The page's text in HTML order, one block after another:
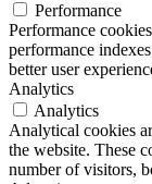
Performance
Performance
performance
better user
Analytics
Analytics
Analytical cookies
the website. These
number of visitors,